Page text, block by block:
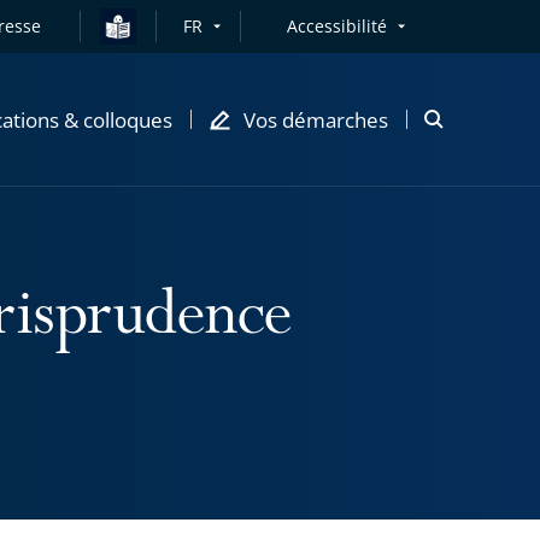
FR Accessibilité
& colloques Vos démarches
Ouvrir